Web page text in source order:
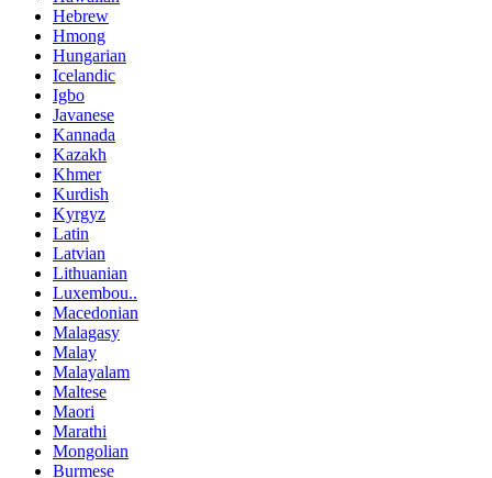
Hebrew
Hmong
Hungarian
Icelandic
Igbo
Javanese
Kannada
Kazakh
Khmer
Kurdish
Kyrgyz
Latin
Latvian
Lithuanian
Luxembou..
Macedonian
Malagasy
Malay
Malayalam
Maltese
Maori
Marathi
Mongolian
Burmese